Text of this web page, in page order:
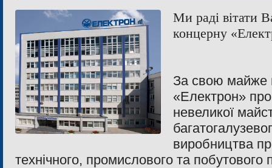
Ми раді вітати
концерну
За свою майже
«Електрон»
невеликої
виробництва
технічного, промислового та побутового